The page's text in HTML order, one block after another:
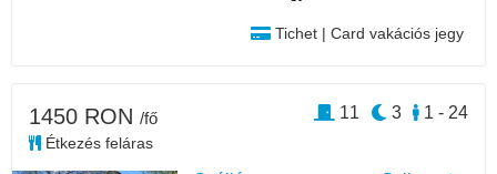
Tichet | Card vakációs jegy
1450 RON /fő
Étkezés feláras
1 - 24
3
11